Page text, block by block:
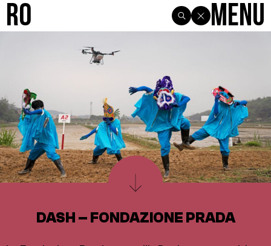
R0 Menu
DASH – FONDAZIONE PRADA